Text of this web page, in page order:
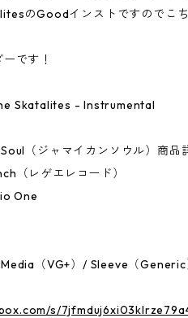
のGoodインストですのでこ
です！
Skatalites - Instrumental
（ジャマイカンソウル）商品
（レゲエレコード）
One
（VG+）/ Sleeve（Generic
s/